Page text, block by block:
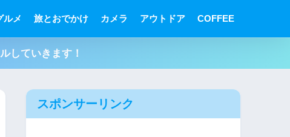
ルメ 旅とおでかけ カメラ アウトドア COFFEE
していきます！
スポンサーリンク